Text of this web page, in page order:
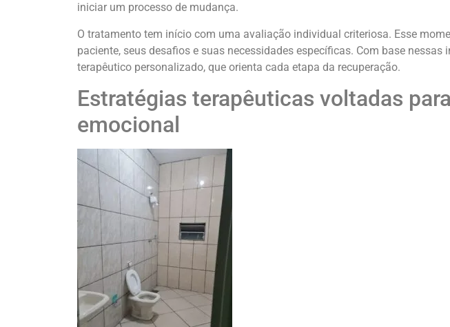
iniciar um processo de mudança.
O tratamento tem início com uma avaliação individual criteriosa. Esse
paciente, seus desafios e suas necessidades específicas. Com base
terapêutico personalizado, que orienta cada etapa da recuperação.
Estratégias terapêuticas voltadas
emocional